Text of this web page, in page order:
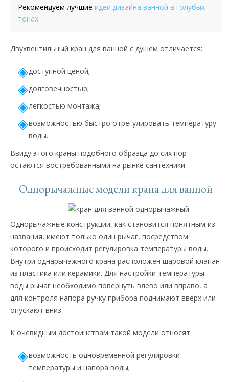
Рекомендуем лучшие идеи дизайна ванной в голубых
тонах.
Двухвентильный кран для ванной с душем отличается:
доступной ценой;
долговечностью;
легкостью монтажа;
возможностью быстро отрегулировать температуру
воды.
Ввиду этого краны подобного образца до сих пор
остаются востребованными на рынке сантехники.
Однорычажные модели крана для ванной
Однорычажные конструкции, как становится понятным из
названия, имеют только один рычаг, посредством
которого и происходит регулировка температуры воды.
Внутри однарычажного крана расположен шаровой клапан
из пластика или керамики. Для настройки температуры
воды рычаг необходимо повернуть влево или вправо, а
для контроля напора ручку прибора поднимают вверх или
опускают вниз.
К очевидным достоинствам такой модели относят:
возможность одновременной регулировки
температуры и напора воды;